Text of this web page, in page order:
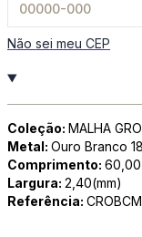
Não sei meu CEP
Coleção: MALHA
Metal: Ouro Branco
Comprimento:
Largura: 2,40(mm)
Referência: